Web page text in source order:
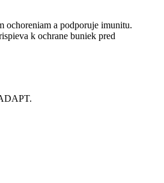
ochoreniam a podporuje imunitu.
k ochrane buniek pred